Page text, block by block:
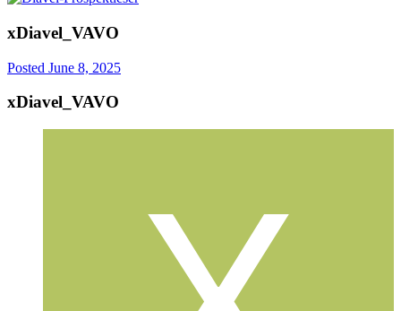
xDiavel_VAVO
Posted June 8, 2025
xDiavel_VAVO